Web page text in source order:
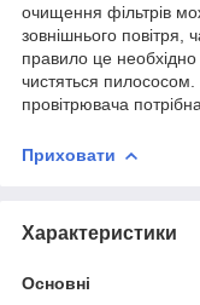
очищення фільтрів
зовнішнього повітря,
правило це необхідно
чистяться
провітрювача
Приховати
Характеристики
Основні